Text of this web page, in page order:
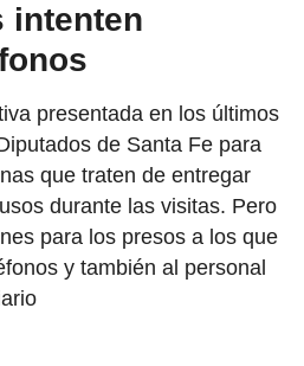
intenten
presentada en los últimos
de Santa Fe para
que traten de entregar
durante las visitas. Pero
para los presos a los que
y también al personal